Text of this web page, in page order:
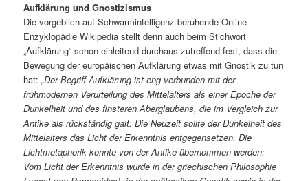
Aufklärung und Gnostizismus
Die vorgeblich auf Schwarmintelligenz beruhende Online-
Enzyklopädie Wikipedia stellt denn auch beim Stichwort
„Aufklärung“ schon einleitend durchaus zutreffend fest, dass die
Bewegung der europäischen Aufklärung etwas mit Gnostik zu tun
hat:„Der Begriff Aufklärung ist eng verbunden mit der
frühmodernen Verurteilung des Mittelalters als einer Epoche der
Dunkelheit und des finsteren Aberglaubens, die im Vergleich zur
Antike als rückständig galt. Die Neuzeit sollte der Dunkelheit des
Mittelalters das Licht der Erkenntnis entgegensetzen. Die
Lichtmetaphorik konnte von der Antike übernommen werden:
Vom Licht der Erkenntnis wurde in der griechischen Philosophie